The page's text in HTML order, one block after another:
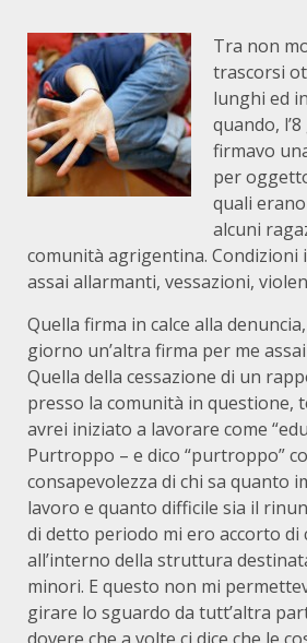
Tra non
trascorsi
lunghi ed
quando,
firmavo
per
quali
alcuni
comunità agrigentina. Condizioni
assai allarmanti, vessazioni,
Quella firma in calce alla
giorno un’altra firma per me
Quella della cessazione di un
presso la comunità in questione,
avrei iniziato a lavorare come
Purtroppo – e dico “purtroppo”
consapevolezza di chi sa quanto
lavoro e quanto difficile sia il
di detto periodo mi ero accorto di
all’interno della struttura
minori. E questo non mi
girare lo sguardo da tutt’altra